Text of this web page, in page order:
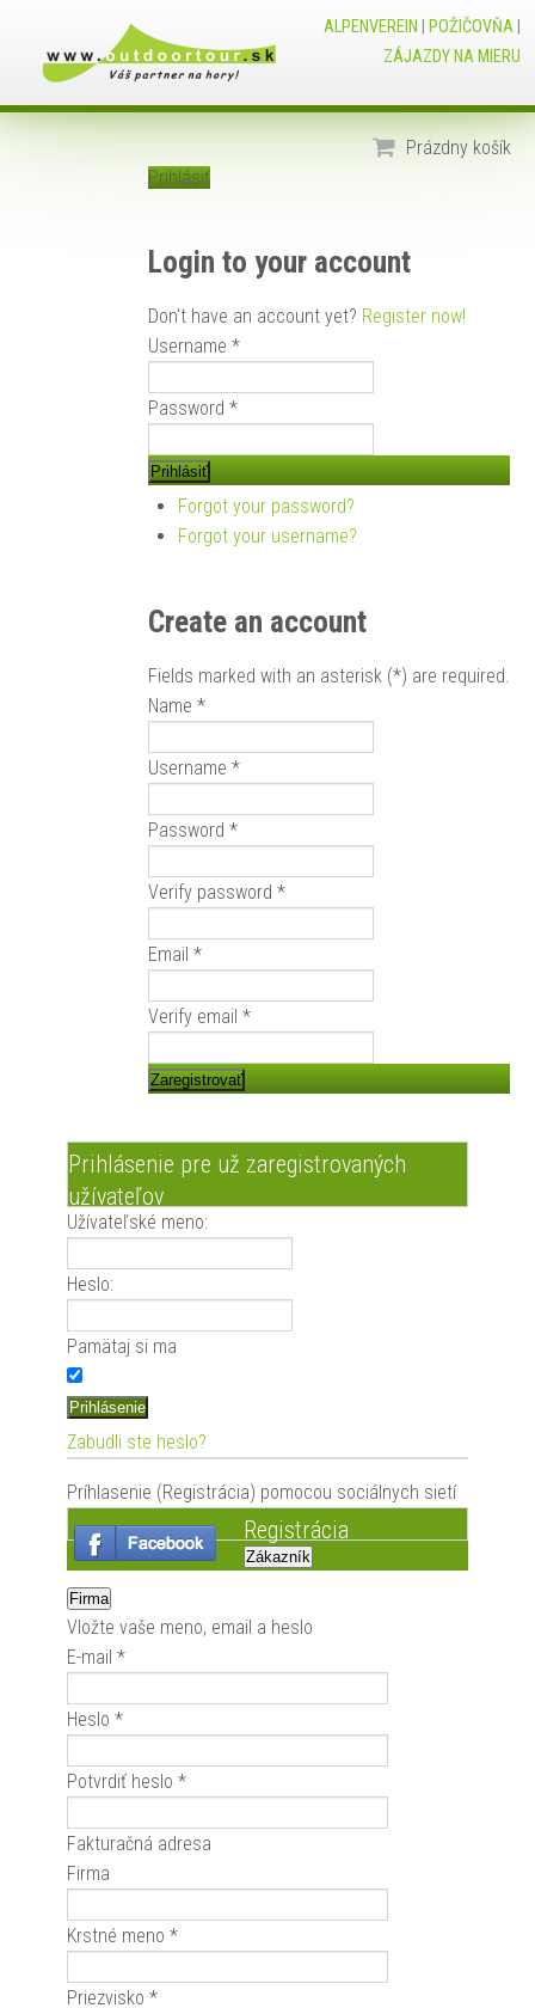
ALPENVEREIN POŽIČOVŇA
ZÁJAZDY NA MIERU
Prázdny košík
Prihlásiť
Login to your account
Don't have an account yet? Register now!
Username *
Password *
Forgot your password?
Forgot your username?
Create an account
Fields marked with an asterisk (*) are required.
Name *
Username *
Password *
Verify password *
Email *
Verify email *
Zaregistrovať
Prihlásenie pre už zaregistrovaných
užívateľov
Užívateľské meno:
Heslo:
Pamätaj si ma
Prihlásenie
Zabudli ste heslo?
Príhlasenie (Registrácia) pomocou sociálnych sietí
Registrácia
Zákazník
Firma
Vložte vaše meno, email a heslo
E-mail *
Heslo *
Potvrdiť heslo *
Fakturačná adresa
Firma
Krstné meno *
Priezvisko *